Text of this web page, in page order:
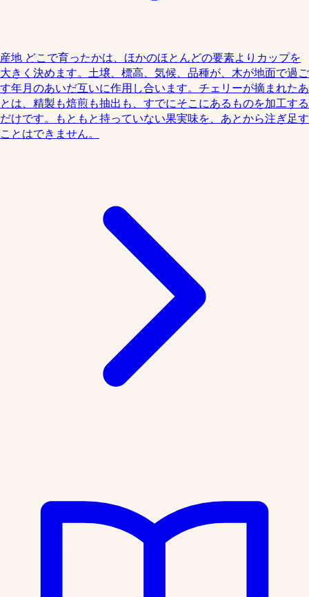
産地 どこで育ったかは、ほかのほとんどの要素よりカップを
大きく決めます。土壌、標高、気候、品種が、木が地面で過ご
す年月のあいだ互いに作用し合います。チェリーが摘まれたあ
とは、精製も焙煎も抽出も、すでにそこにあるものを加工する
だけです。もともと持っていない果実味を、あとから注ぎ足す
ことはできません。